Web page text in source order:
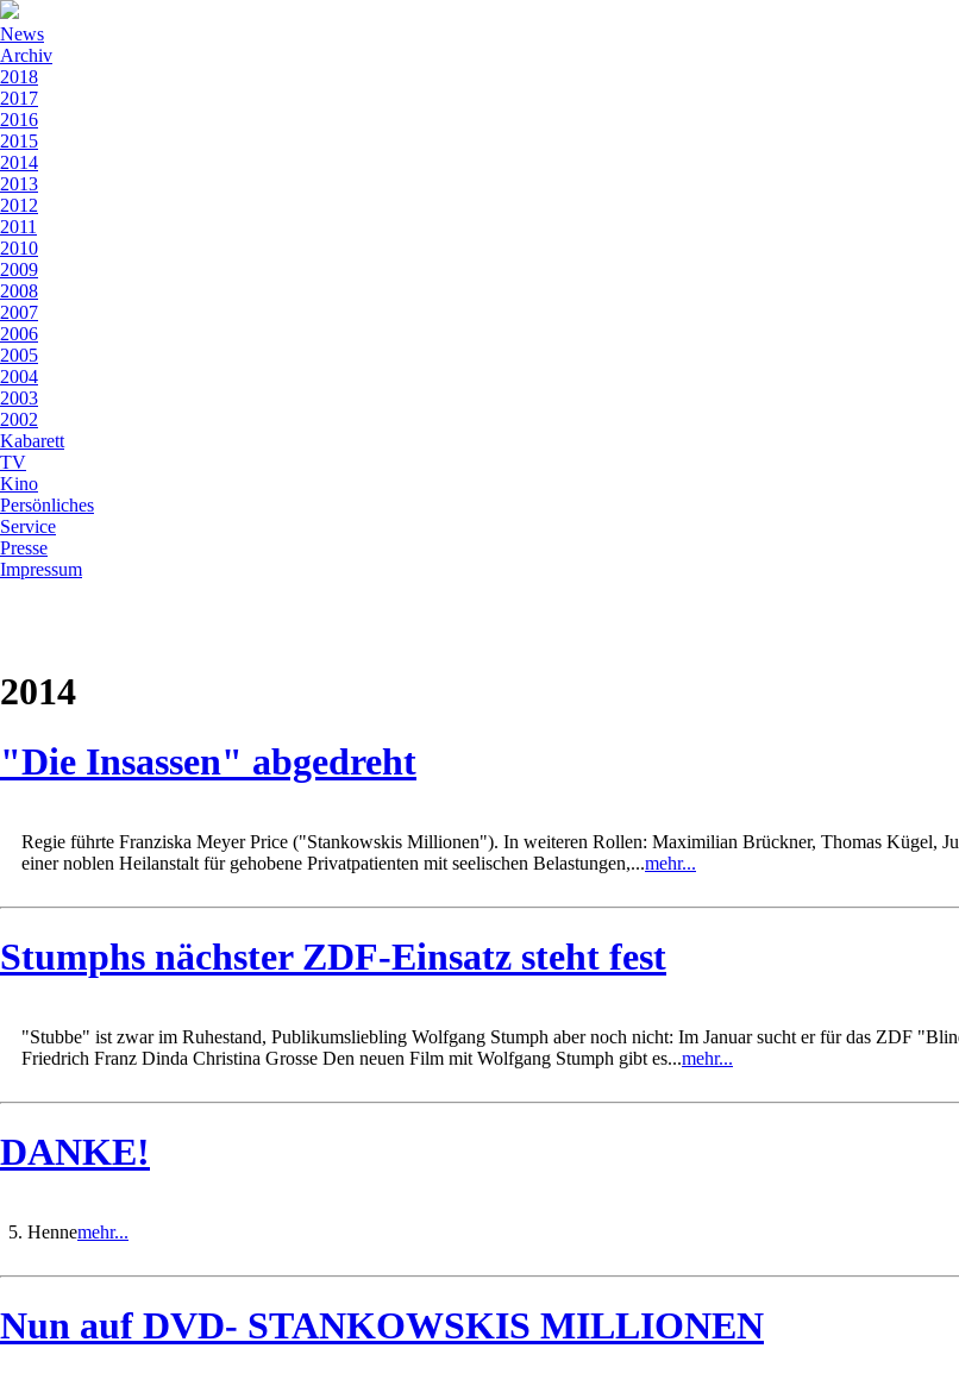
News
Archiv
2018
2017
2016
2015
2014
2013
2012
2011
2010
2009
2008
2007
2006
2005
2004
2003
2002
Kabarett
TV
Kino
Persönliches
Service
Presse
Impressum
2014
"Die Insassen" abgedreht
Regie führte Franziska Meyer Price ("Stankowskis Millionen"). In weiteren Rollen: Maximilian Brückner, Thomas Kügel,
einer noblen Heilanstalt für gehobene Privatpatienten mit seelischen Belastungen,...mehr...
Stumphs nächster ZDF-Einsatz steht fest
"Stubbe" ist zwar im Ruhestand, Publikumsliebling Wolfgang Stumph aber noch nicht: Im Januar sucht er für das ZDF
Friedrich Franz Dinda Christina Grosse Den neuen Film mit Wolfgang Stumph gibt es...mehr...
DANKE!
5. Hennemehr...
Nun auf DVD- STANKOWSKIS MILLIONEN